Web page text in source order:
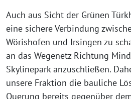
Auch aus Sicht der Grünen
eine sichere Verbindung
Wörishofen und Irsingen zu
an das Wegenetz Richtung
Skylinepark anzuschließen.
unsere Fraktion die bauliche
Querung bereits gegenüber